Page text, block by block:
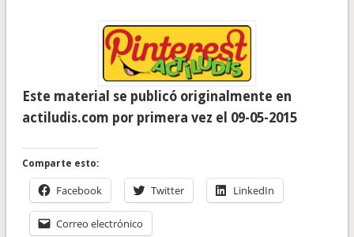
Este material se publicó originalmente en
actiludis.com por primera vez el 09-05-2015
Comparte esto:
Facebook Twitter LinkedIn
Correo electrónico